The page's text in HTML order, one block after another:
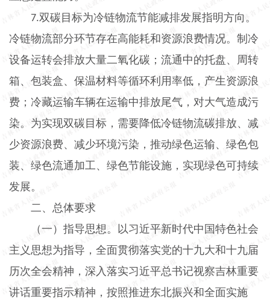
7.双碳目标为冷链物流节能减排发展指明方向。
冷链物流部分环节存在高能耗和资源浪费情况。制冷
设备运转会排放大量二氧化碳；流通中的托盘、周转
箱、包装盒、保温材料等循环利用率低，产生资源浪
费；冷藏运输车辆在运输中排放尾气，对大气造成污
染。为实现双碳目标，需要降低冷链物流碳排放、减
少资源浪费、减少环境污染，推动绿色运输、绿色包
装、绿色流通加工、绿色节能设施，实现绿色可持续
发展。
二、总体要求
（一）指导思想。以习近平新时代中国特色社会
主义思想为指导，全面贯彻落实党的十九大和十九届
历次全会精神，深入落实习近平总书记视察吉林重要
讲话重要指示精神，按照推进东北振兴和全面实施